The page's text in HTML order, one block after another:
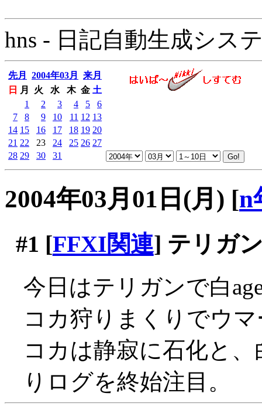
hns - 日記自動生成シス
先月 2004年03月
来月
日
月 火 水 木 金 土
1
2 3 4 5
6
7
8 9 10 11 12 13
14 15 16 17 18 19 20
21 22 23 24 25 26 27
28 29 30 31
2004年03月01日(月) [n
#1 [FFXI関連] テリガ
今日はテリガンで白
コカ狩りまくりでウマ
コカは静寂に石化と
りログを終始注目。